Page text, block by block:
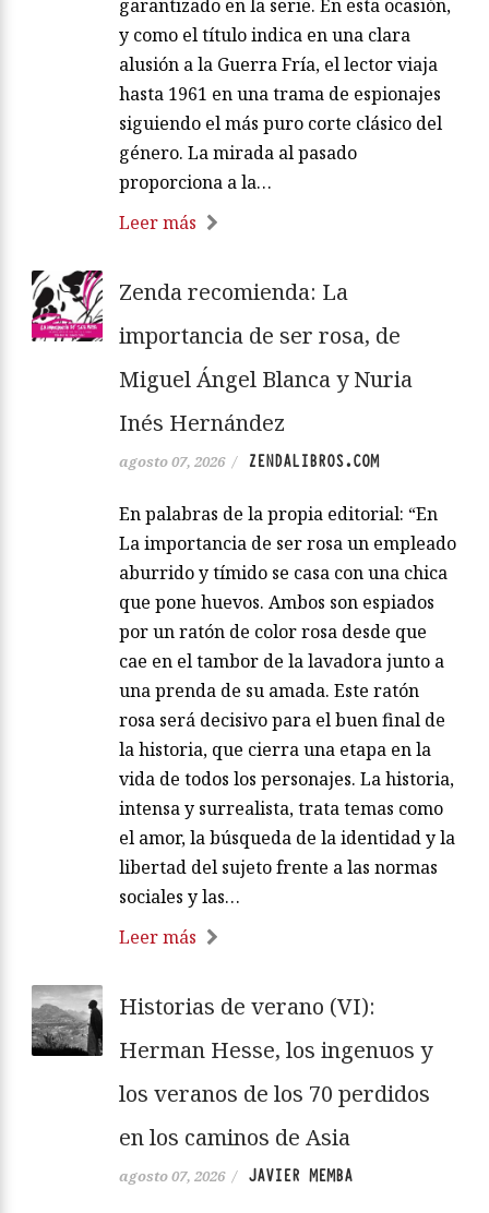
garantizado en la serie. En esta ocasión,
y como el título indica en una clara
alusión a la Guerra Fría, el lector viaja
hasta 1961 en una trama de espionajes
siguiendo el más puro corte clásico del
género. La mirada al pasado
proporciona a la…
Leer más
Zenda recomienda: La
importancia de ser rosa, de
Miguel Ángel Blanca y Nuria
Inés Hernández
agosto 07, 2026 / ZENDALIBROS.COM
En palabras de la propia editorial: “En
La importancia de ser rosa un empleado
aburrido y tímido se casa con una chica
que pone huevos. Ambos son espiados
por un ratón de color rosa desde que
cae en el tambor de la lavadora junto a
una prenda de su amada. Este ratón
rosa será decisivo para el buen final de
la historia, que cierra una etapa en la
vida de todos los personajes. La historia,
intensa y surrealista, trata temas como
el amor, la búsqueda de la identidad y la
libertad del sujeto frente a las normas
sociales y las…
Leer más
Historias de verano (VI):
Herman Hesse, los ingenuos y
los veranos de los 70 perdidos
en los caminos de Asia
agosto 07, 2026 / JAVIER MEMBA